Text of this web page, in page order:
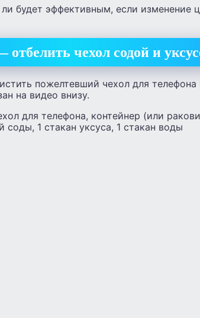
будет эффективным, если изменение
чехол содой и
пожелтевший чехол для телефона
на видео внизу.
для телефона, контейнер (или
1 стакан уксуса, 1 стакан воды